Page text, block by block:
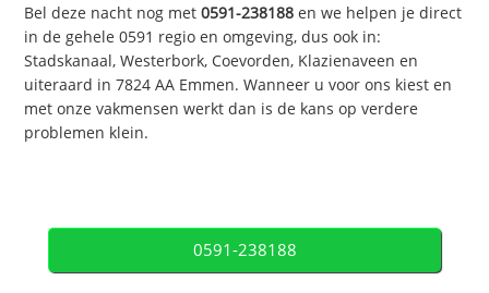
Bel deze nacht nog met0591-238188 en we helpen je direct
in de gehele 0591 regio en omgeving, dus ook in:
Stadskanaal, Westerbork, Coevorden, Klazienaveen en
uiteraard in 7824 AA Emmen. Wanneer u voor ons kiest en
met onze vakmensen werkt dan is de kans op verdere
problemen klein.
0591-238188